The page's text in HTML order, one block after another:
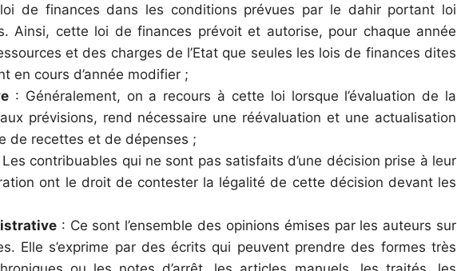
de finances dans les conditions prévues par le dahir portant loi
Ainsi, cette loi de finances prévoit et autorise, pour chaque année
et des charges de l’Etat que seules les lois de finances dites
en cours d’année modifier ;
: Généralement, on a recours à cette loi lorsque l’évaluation de la
prévisions, rend nécessaire une réévaluation et une actualisation
de recettes et de dépenses ;
contribuables qui ne sont pas satisfaits d’une décision prise à leur
ont le droit de contester la légalité de cette décision devant les
: Ce sont l’ensemble des opinions émises par les auteurs sur
Elle s’exprime par des écrits qui peuvent prendre des formes très